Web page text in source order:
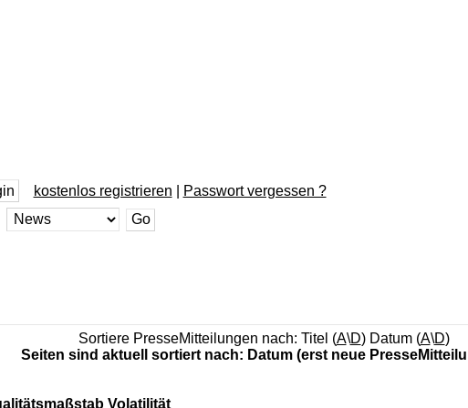
kostenlos registrieren
Passwort vergessen ?
Sortiere PresseMitteilungen nach: Titel (A\D) Datum (A\D)
Seiten sind aktuell sortiert nach: Datum (erst neue
Volatilität